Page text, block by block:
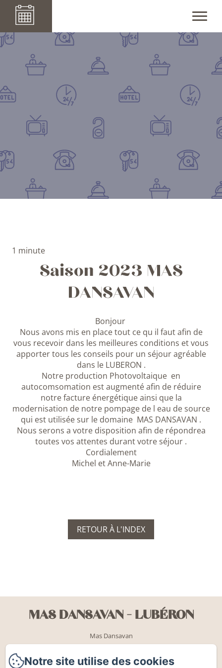
1 minute
Saison 2023 MAS
DANSAVAN
Bonjour
Nous avons mis en place tout ce qu il faut afin de
vous recevoir dans les meilleures conditions et vous
apporter tous les conseils pour un séjour agréable
dans le LUBERON .
Notre production Photovoltaique en
autocomsomation est augmenté afin de réduire
notre facture énergétique ainsi que la
modernisation de notre pompage de l eau de source
qui est utilisée sur le domaine MAS DANSAVAN .
Nous serons a votre disposition afin de répondrea
toutes vos attentes durant votre séjour .
Cordialement
Michel et Anne-Marie
RETOUR À L'INDEX
MAS DANSAVAN - LUBÉRON
Mas Dansavan
455 route du plan Mas Dansavan
84580 - Oppede
Notre site utilise des cookies